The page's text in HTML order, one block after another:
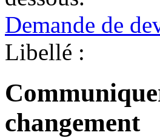
Demande de
Libellé :
changement